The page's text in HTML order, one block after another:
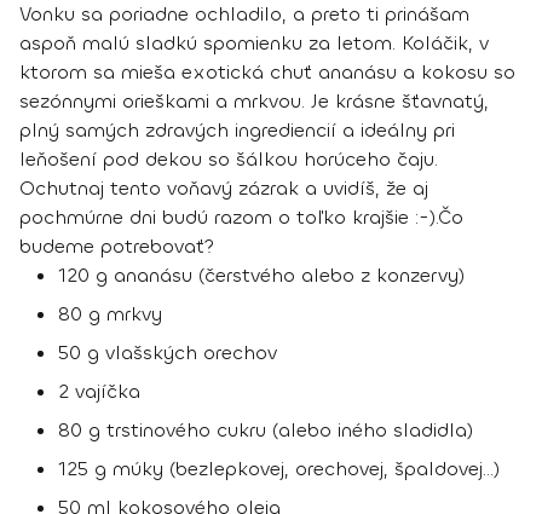
Vonku sa poriadne ochladilo, a preto ti prinášam
aspoň malú sladkú spomienku za letom. Koláčik, v
ktorom sa mieša exotická chuť ananásu a kokosu so
sezónnymi orieškami a mrkvou. Je krásne šťavnatý,
plný samých zdravých ingrediencií a ideálny pri
leňošení pod dekou so šálkou horúceho čaju.
Ochutnaj tento voňavý zázrak a uvidíš, že aj
pochmúrne dni budú razom o toľko krajšie :-).Čo
budeme potrebovať?
120 g ananásu (čerstvého alebo z konzervy)
80 g mrkvy
50 g vlašských orechov
2 vajíčka
80 g trstinového cukru (alebo iného sladidla)
125 g múky (bezlepkovej, orechovej, špaldovej...)
50 ml kokosového oleja